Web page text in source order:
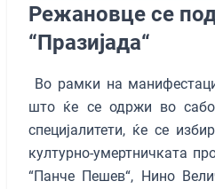
Режановце се
“Празијада“
Во рамки на
што ќе се одржи во
специјалитети, ќе се
културно-умертничката
“Панче Пешев“, Нино